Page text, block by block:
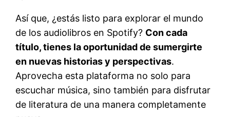
Así que, ¿estás listo para explorar el mundo
de los audiolibros en Spotify? Con cada
título, tienes la oportunidad de sumergirte
en nuevas historias y perspectivas.
Aprovecha esta plataforma no solo para
escuchar música, sino también para disfrutar
de literatura de una manera completamente